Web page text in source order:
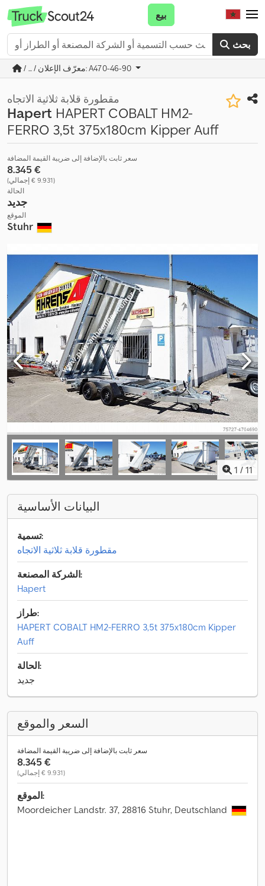
بحث
بيع
/ ... / معرّف الإعلان: A470-46-90
مقطورة قلابة ثلاثية الاتجاه
Hapert HAPERT COBALT HM2-
FERRO 3,5t 375x180cm Kipper Auff
سعر ثابت بالإضافة إلى ضريبة القيمة المضافة
‏8.345 €
(‏9.931 € إجمالي)
الحالة
جديد
الموقع
Stuhr
1 / 11
البيانات الأساسية
تسمية:
مقطورة قلابة ثلاثية الاتجاه
الشركة المصنعة:
Hapert
طراز:
HAPERT COBALT HM2-FERRO 3,5t 375x180cm Kipper
Auff
الحالة:
جديد
السعر والموقع
سعر ثابت بالإضافة إلى ضريبة القيمة المضافة
‏8.345 €
(‏9.931 € إجمالي)
الموقع:
Moordeicher Landstr. 37, 28816 Stuhr, Deutschland